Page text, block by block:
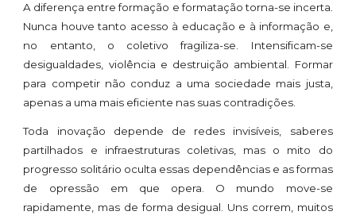
A diferença entre formação e formatação torna-se incerta.
Nunca houve tanto acesso à educação e à informação e,
no entanto, o coletivo fragiliza-se. Intensificam-se
desigualdades, violência e destruição ambiental. Formar
para competir não conduz a uma sociedade mais justa,
apenas a uma mais eficiente nas suas contradições.
Toda inovação depende de redes invisíveis, saberes
partilhados e infraestruturas coletivas, mas o mito do
progresso solitário oculta essas dependências e as formas
de opressão em que opera. O mundo move-se
rapidamente, mas de forma desigual. Uns correm, muitos